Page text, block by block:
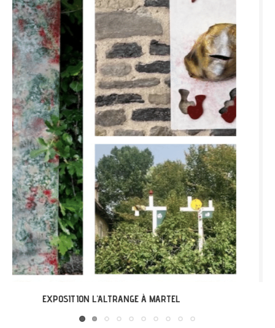
LABASTIDE-DU-VERT : EXPO « ARBONIRISME »